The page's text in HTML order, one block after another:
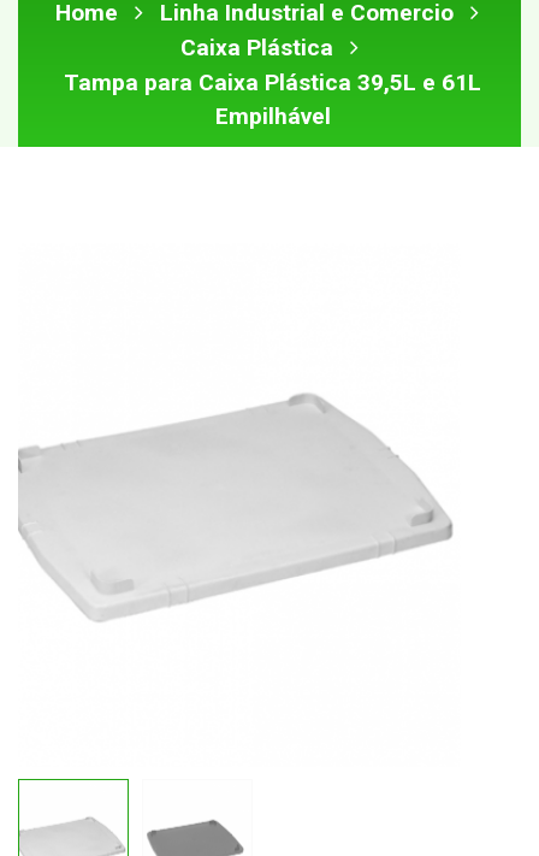
Home
Linha Industrial e Comercio
Caixa Plástica
Tampa para Caixa Plástica 39,5L e 61L
Empilhável